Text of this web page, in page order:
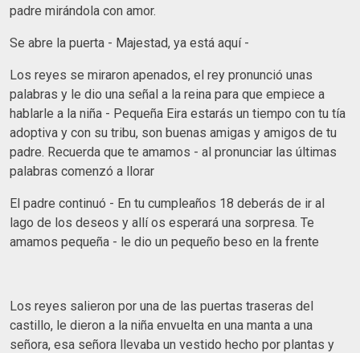
padre mirándola con amor.
Se abre la puerta - Majestad, ya está aquí -
Los reyes se miraron apenados, el rey pronunció unas
palabras y le dio una señal a la reina para que empiece a
hablarle a la niña - Pequeña Eira estarás un tiempo con tu tía
adoptiva y con su tribu, son buenas amigas y amigos de tu
padre. Recuerda que te amamos - al pronunciar las últimas
palabras comenzó a llorar
El padre continuó - En tu cumpleaños 18 deberás de ir al
lago de los deseos y allí os esperará una sorpresa. Te
amamos pequeña - le dio un pequeño beso en la frente
Los reyes salieron por una de las puertas traseras del
castillo, le dieron a la niña envuelta en una manta a una
señora, esa señora llevaba un vestido hecho por plantas y